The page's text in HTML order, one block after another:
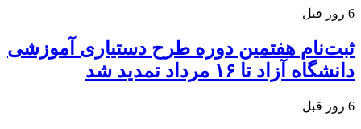
6 روز قبل
ثبت‌نام هفتمین دوره طرح دستیاری آموزشی
دانشگاه آزاد تا ۱۶ مرداد تمدید شد
6 روز قبل